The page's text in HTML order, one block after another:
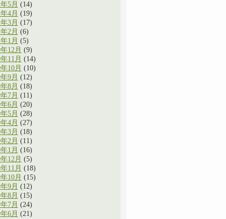
5月 (14)
4月 (19)
3月 (17)
2月 (6)
1月 (5)
12月 (9)
11月 (14)
10月 (10)
9月 (12)
8月 (18)
7月 (11)
6月 (20)
5月 (28)
4月 (27)
3月 (18)
2月 (11)
1月 (16)
12月 (5)
11月 (18)
10月 (15)
9月 (12)
8月 (15)
7月 (24)
6月 (21)